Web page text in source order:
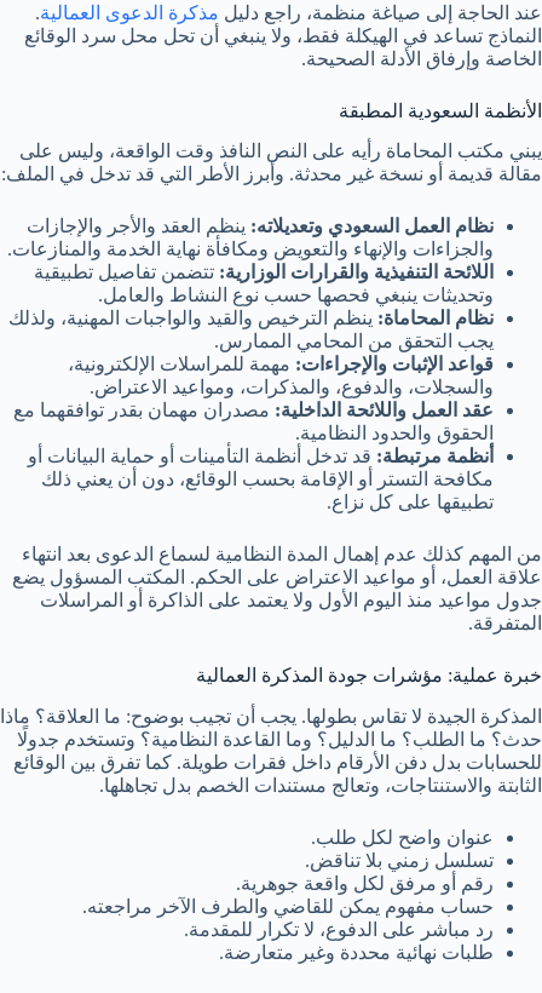
عند الحاجة إلى صياغة منظمة، راجع دليل مذكرة الدعوى العمالية.
النماذج تساعد في الهيكلة فقط، ولا ينبغي أن تحل محل سرد الوقائع
الخاصة وإرفاق الأدلة الصحيحة.
الأنظمة السعودية المطبقة
يبني مكتب المحاماة رأيه على النص النافذ وقت الواقعة، وليس على
مقالة قديمة أو نسخة غير محدثة. وأبرز الأطر التي قد تدخل في الملف:
نظام العمل السعودي وتعديلاته: ينظم العقد والأجر والإجازات
والجزاءات والإنهاء والتعويض ومكافأة نهاية الخدمة والمنازعات.
اللائحة التنفيذية والقرارات الوزارية: تتضمن تفاصيل تطبيقية
وتحديثات ينبغي فحصها حسب نوع النشاط والعامل.
نظام المحاماة: ينظم الترخيص والقيد والواجبات المهنية، ولذلك
يجب التحقق من المحامي الممارس.
قواعد الإثبات والإجراءات: مهمة للمراسلات الإلكترونية،
والسجلات، والدفوع، والمذكرات، ومواعيد الاعتراض.
عقد العمل واللائحة الداخلية: مصدران مهمان بقدر توافقهما مع
الحقوق والحدود النظامية.
أنظمة مرتبطة: قد تدخل أنظمة التأمينات أو حماية البيانات أو
مكافحة التستر أو الإقامة بحسب الوقائع، دون أن يعني ذلك
تطبيقها على كل نزاع.
من المهم كذلك عدم إهمال المدة النظامية لسماع الدعوى بعد انتهاء
علاقة العمل، أو مواعيد الاعتراض على الحكم. المكتب المسؤول يضع
جدول مواعيد منذ اليوم الأول ولا يعتمد على الذاكرة أو المراسلات
المتفرقة.
خبرة عملية: مؤشرات جودة المذكرة العمالية
المذكرة الجيدة لا تقاس بطولها. يجب أن تجيب بوضوح: ما العلاقة؟ ماذا
حدث؟ ما الطلب؟ ما الدليل؟ وما القاعدة النظامية؟ وتستخدم جدولًا
للحسابات بدل دفن الأرقام داخل فقرات طويلة. كما تفرق بين الوقائع
الثابتة والاستنتاجات، وتعالج مستندات الخصم بدل تجاهلها.
عنوان واضح لكل طلب.
تسلسل زمني بلا تناقض.
رقم أو مرفق لكل واقعة جوهرية.
حساب مفهوم يمكن للقاضي والطرف الآخر مراجعته.
رد مباشر على الدفوع، لا تكرار للمقدمة.
طلبات نهائية محددة وغير متعارضة.